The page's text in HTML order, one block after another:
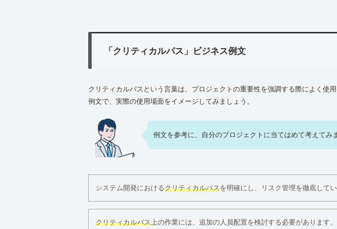
「クリティカルパス」ビジネス例文
クリティカルパスという言葉は、プロジェクトの重要性を強調する際によく使
例文で、実際の使用場面をイメージしてみましょう。
例文を参考に、自分のプロジェクトに当てはめて考えてみ
システム開発におけるクリティカルパスを明確にし、リスク管理を徹底してい
クリティカルパス 上の作業には、追加の人員配置を検討する必要があります。